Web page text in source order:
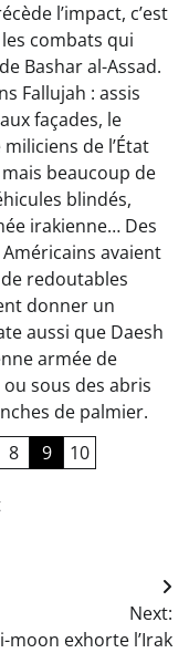
l’impact, c’est
combats qui
Bashar al-Assad.
Fallujah : assis
façades, le
de l’État
beaucoup de
blindés,
irakienne… Des
avaient
redoutables
donner un
aussi que Daesh
armée de
sous des abris
de palmier.
8 9 10
Next:
moon exhorte l’Irak